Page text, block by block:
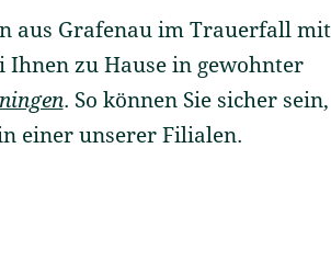
aus Grafenau im Trauerfall mit
zu Hause in gewohnter
. So können Sie sicher sein,
einer unserer Filialen.